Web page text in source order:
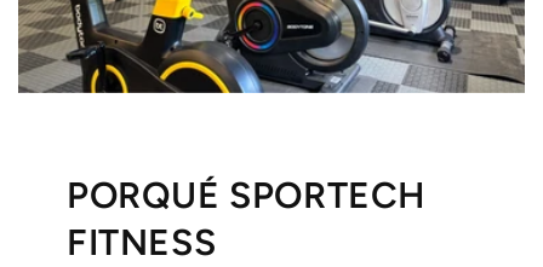
PORQUÉ SPORTECH
FITNESS